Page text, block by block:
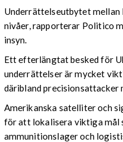
Underrättelseutbytet
nivåer, rapporterar Politico
insyn.
Ett efterlängtat besked för
underrättelser är mycket
däribland precisionsattacker
Amerikanska satelliter och
för att lokalisera viktiga mål
ammunitionslager och